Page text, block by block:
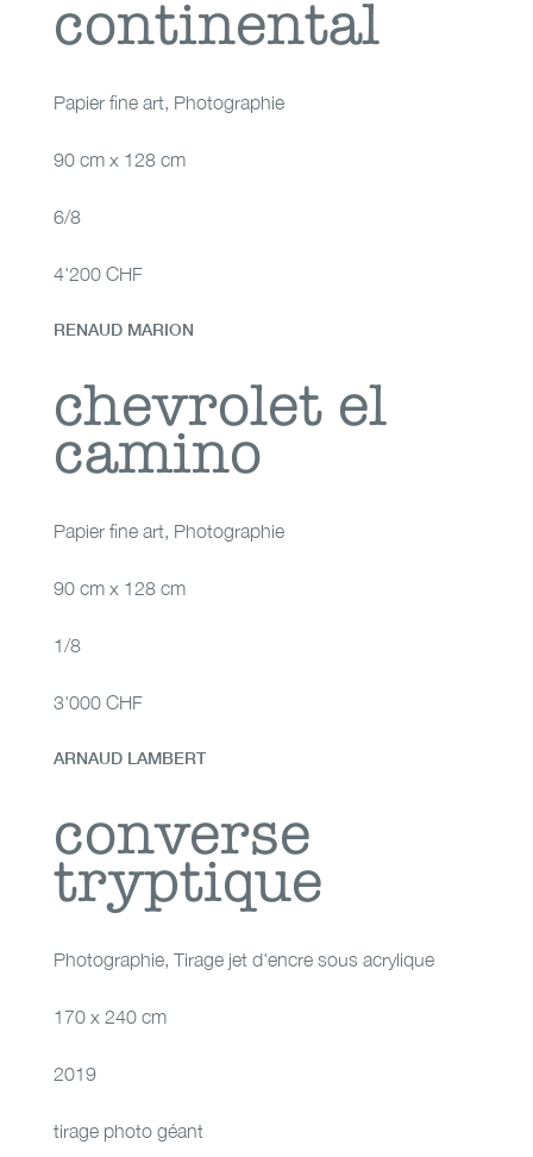
continental
Papier fine art, Photographie
90 cm x 128 cm
6/8
4'200 CHF
chevrolet el camino
RENAUD MARION
chevrolet el
camino
Papier fine art, Photographie
90 cm x 128 cm
1/8
3'000 CHF
converse tryptique
ARNAUD LAMBERT
converse
tryptique
Photographie, Tirage jet d'encre sous acrylique
170 x 240 cm
2019
tirage photo géant